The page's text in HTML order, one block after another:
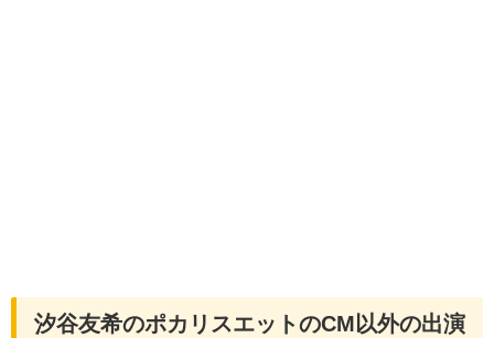
汐谷友希のポカリスエットのCM以外の出演